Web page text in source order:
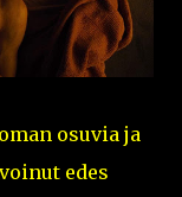
osuvia ja
edes